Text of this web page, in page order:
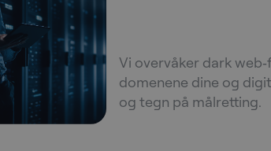
Vi overvåker dark
domenene dine og
og tegn på målretting.